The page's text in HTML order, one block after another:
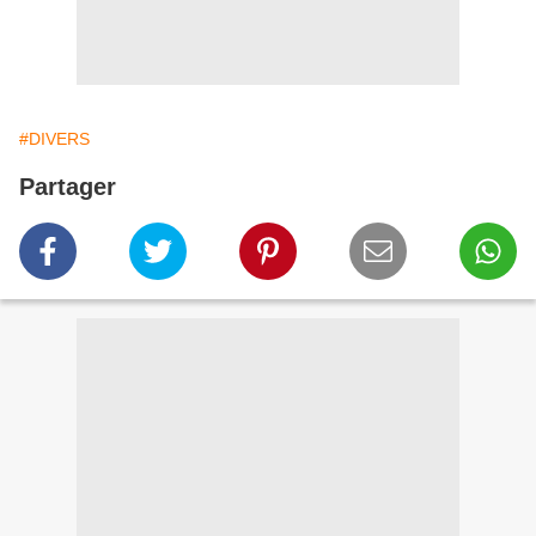
#DIVERS
Partager